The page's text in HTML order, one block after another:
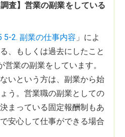
調査】営業の副業をしている
5-2. 副業の仕事内容 」によ
、もしくは過去にしたこと
営業の副業をしています。
いという方は、副業から始
う。営業職の副業としての
まっている固定報酬制もあ
安心して仕事ができる場合